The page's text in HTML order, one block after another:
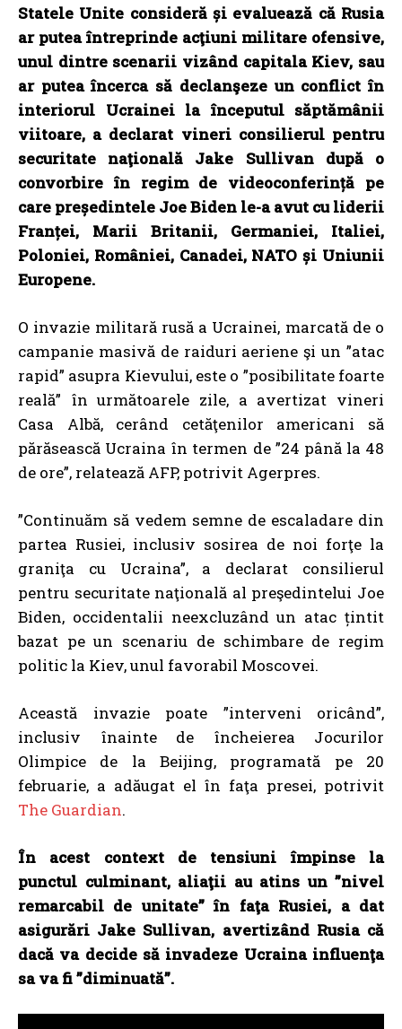
Statele Unite consideră și evaluează că Rusia
ar putea întreprinde acţiuni militare ofensive,
unul dintre scenarii vizând capitala Kiev, sau
ar putea încerca să declanşeze un conflict în
interiorul Ucrainei la începutul săptămânii
viitoare, a declarat vineri consilierul pentru
securitate naţională Jake Sullivan după o
convorbire în regim de videoconferință pe
care președintele Joe Biden le-a avut cu liderii
Franței, Marii Britanii, Germaniei, Italiei,
Poloniei, României, Canadei, NATO și Uniunii
Europene.
O invazie militară rusă a Ucrainei, marcată de o
campanie masivă de raiduri aeriene şi un ”atac
rapid” asupra Kievului, este o ”posibilitate foarte
reală” în următoarele zile, a avertizat vineri
Casa Albă, cerând cetăţenilor americani să
părăsească Ucraina în termen de ”24 până la 48
de ore”, relatează AFP, potrivit Agerpres.
”Continuăm să vedem semne de escaladare din
partea Rusiei, inclusiv sosirea de noi forţe la
graniţa cu Ucraina”, a declarat consilierul
pentru securitate naţională al preşedintelui Joe
Biden, occidentalii neexcluzând un atac țintit
bazat pe un scenariu de schimbare de regim
politic la Kiev, unul favorabil Moscovei.
Această invazie poate ”interveni oricând”,
inclusiv înainte de încheierea Jocurilor
Olimpice de la Beijing, programată pe 20
februarie, a adăugat el în faţa presei, potrivit
The Guardian.
În acest context de tensiuni împinse la
punctul culminant, aliaţii au atins un ”nivel
remarcabil de unitate” în faţa Rusiei, a dat
asigurări Jake Sullivan, avertizând Rusia că
dacă va decide să invadeze Ucraina influenţa
sa va fi ”diminuată”.